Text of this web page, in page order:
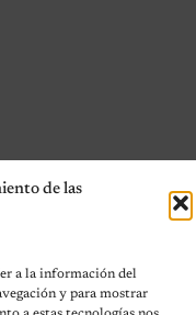
de las
a la información del
y para mostrar